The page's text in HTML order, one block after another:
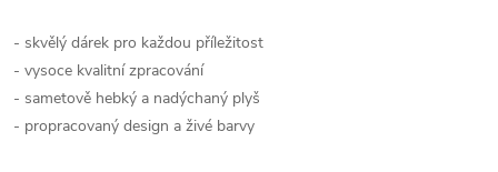
- skvělý dárek pro každou příležitost
- vysoce kvalitní zpracování
- sametově hebký a nadýchaný plyš
- propracovaný design a živé barvy